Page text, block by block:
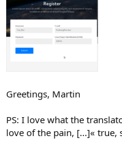
Greetings, Martin
PS: I love what the
love of the pain, [...]« true,